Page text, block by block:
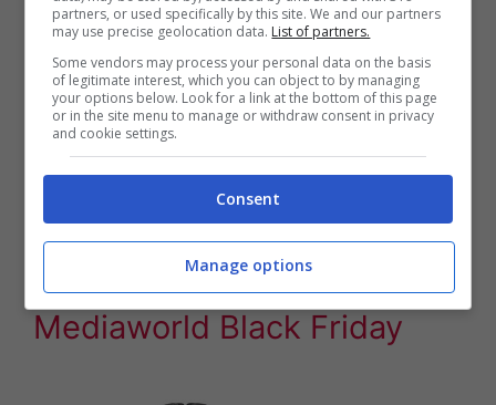
piastre calde, evitando così la rottura della
fibra capillare. E se la cura dei capelli è la
vostra passione, non perdetevi anche le
migliori offerte Black Friday Capelli
abbiamo selezionato per voi!
Rasoio elettrico per lui, il
regalo scontato grazie a
Mediaworld Black Friday
partners, or used specifically by this site. We and our partners
may use precise geolocation data. List of partners.
Some vendors may process your personal data on the basis
of legitimate interest, which you can object to by managing
your options below. Look for a link at the bottom of this page
or in the site menu to manage or withdraw consent in privacy
and cookie settings.
Consent
Manage options